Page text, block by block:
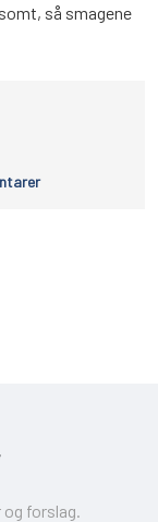
så smagene
forslag.